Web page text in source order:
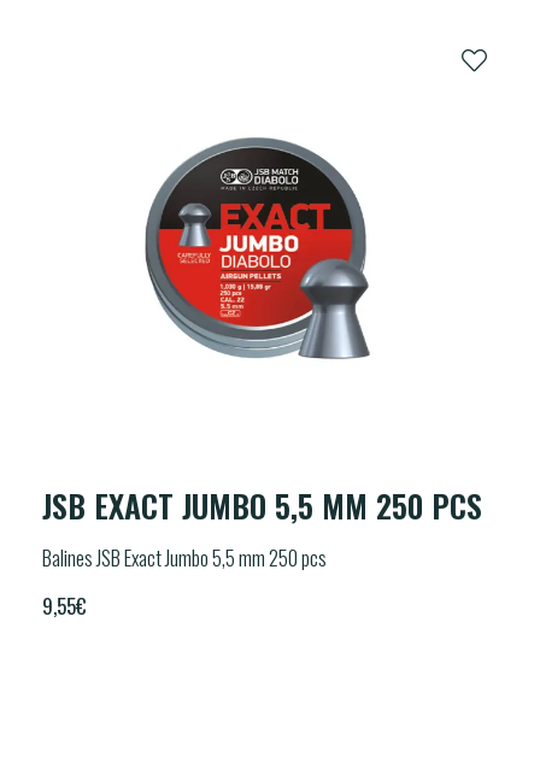
JSB EXACT JUMBO 5,5 MM 250 PCS
Balines JSB Exact Jumbo 5,5 mm 250 pcs
9,55€